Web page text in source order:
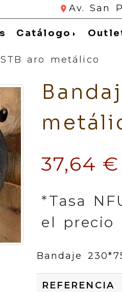
Av. San
Catálogo
aro metálico
37,64 €
*Tasa
el precio
Bandaje
REFERENCIA